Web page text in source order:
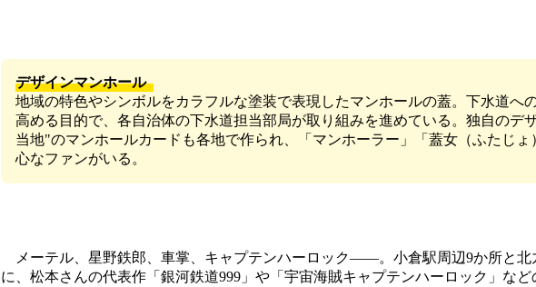
デザインマンホール
地域の特色やシンボルをカラフルな塗装で表現したマンホールの蓋。下水道へ
高める目的で、各自治体の下水道担当部局が取り組みを進めている。独自のデ
当地"のマンホールカードも各地で作られ、「マンホーラー」「蓋女（ふたじょ
心なファンがいる。
メーテル、星野鉄郎、車掌、キャプテンハーロック――。小倉駅周辺9か所と北
に、松本さんの代表作「銀河鉄道999」や「宇宙海賊キャプテンハーロック」な